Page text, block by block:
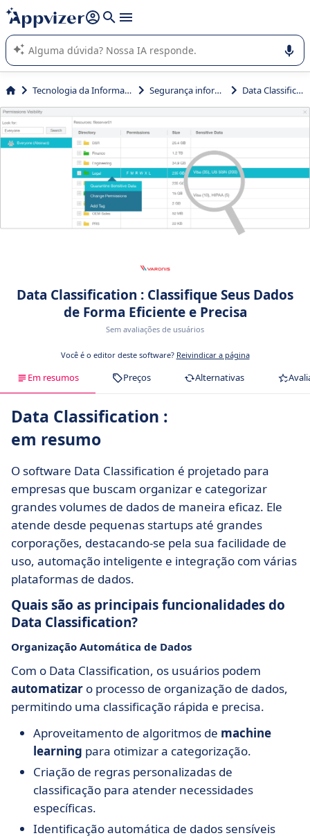
de nossa IA (várias linhas com
A IA do Appvizer o orienta no uso ou na seleção de software
SaaS para sua empresa.
Tecnologia da Informação (TI) Segurança informática Data Classification
Data Classification : Classifique Seus Dados
de Forma Eficiente e Precisa
Sem avaliações de usuários
Você é o editor deste software? Reivindicar a página
Em resumos Preços Alternativas
Data Classification :
em resumo
O software Data Classification é projetado para
empresas que buscam organizar e categorizar
grandes volumes de dados de maneira eficaz. Ele
atende desde pequenas startups até grandes
corporações, destacando-se pela sua facilidade de
uso, automação inteligente e integração com várias
plataformas de dados.
Quais são as principais funcionalidades do
Data Classification?
Organização Automática de Dados
Com o Data Classification, os usuários podem
automatizar o processo de organização de dados,
permitindo uma classificação rápida e precisa.
Aproveitamento de algoritmos de machine
learning para otimizar a categorização.
Criação de regras personalizadas de
classificação para atender necessidades
específicas.
Identificação automática de dados sensíveis